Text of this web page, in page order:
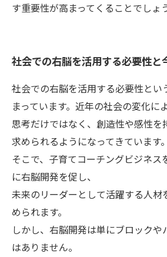
す重要性が高まってくることでしょう
社会での右脳を活用する必要性と
社会での右脳を活用する必要性とい
まっています。近年の社会の変化に
思考だけではなく、創造性や感性を
求められるようになってきています。
そこで、子育てコーチングビジネス
に右脳開発を促し、
未来のリーダーとして活躍する人材
められます。
しかし、右脳開発は単にブロックや
はありません。